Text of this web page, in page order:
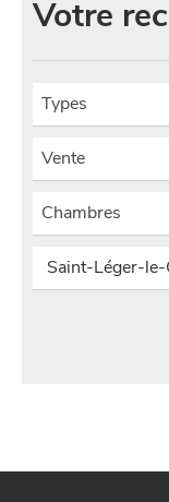
Votre
Types
Vente
Chambres
Saint-Léger-